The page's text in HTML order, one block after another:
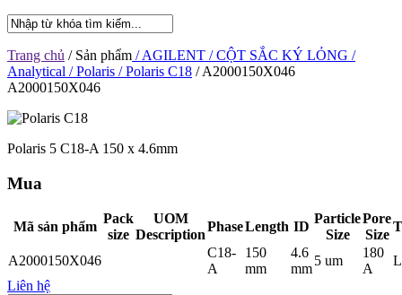
Trang chủ / Sản phẩm / AGILENT / CỘT SẮC KÝ LỎNG /
Analytical / Polaris / Polaris C18 / A2000150X046
A2000150X046
Polaris 5 C18-A 150 x 4.6mm
Mua
Mã sản phẩm
Pack
size
UOM
Description
PhaseLength ID
Particle
Size
Pore
Size
A2000150X046
C18-
A
150
mm
4.6
mm
5 um
180
A
Liên hệ